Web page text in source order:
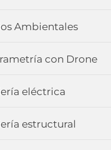
Ambientales
con Drone
eléctrica
estructural